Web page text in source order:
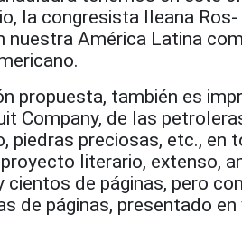
la congresista Ileana Ros-
América Latina
propuesta, también es
Company, de las
piedras preciosas, etc., en
literario, extenso,
de páginas, pero
de páginas, presentado en